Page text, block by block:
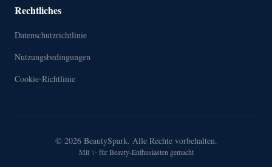
Rechtliches
Datenschutzrichtlinie
Nutzungsbedingungen
Cookie-Richtlinie
© 2026 BeautySpark. Alle Rechte vorbehalten.
Mit ✨ für Beauty-Enthusiasten gemacht